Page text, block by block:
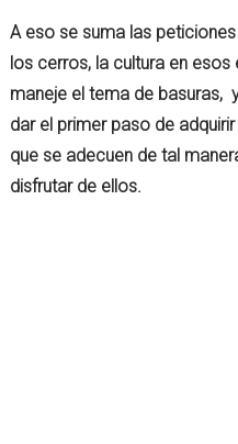
A eso se suma las
los cerros, la cultura en
maneje el tema de basuras,
dar el primer paso de
que se adecuen de tal
disfrutar de ellos.